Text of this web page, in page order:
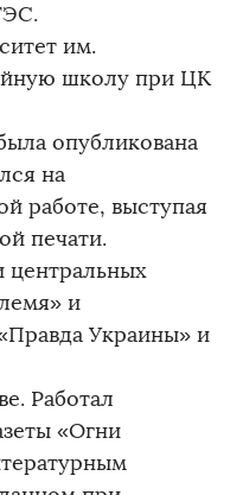
им.
школу при ЦК
опубликована
на
работе, выступая
печати.
центральных
и
Украины» и
Работал
«Огни